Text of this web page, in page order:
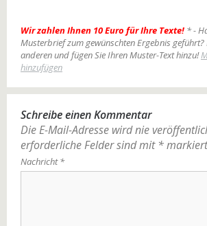
Wir zahlen Ihnen 10 Euro für Ihre Texte! * -
Musterbrief zum gewünschten Ergebnis geführt?
anderen und fügen Sie Ihren Muster-Text hinzu!
hinzufügen
Schreibe einen Kommentar
Die E-Mail-Adresse wird nie
erforderliche Felder sind mit *
Nachricht*